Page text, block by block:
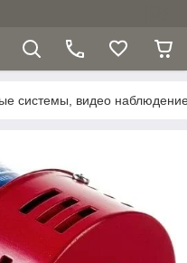
системы, видео